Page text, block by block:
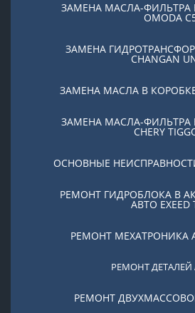
ЗАМЕНА МАСЛА-ФИЛЬТРА
OMODA
ЗАМЕНА
CHANGAN
ЗАМЕНА МАСЛА В КОРОБКЕ
ЗАМЕНА МАСЛА-ФИЛЬТРА
CHERY
ОСНОВНЫЕ
РЕМОНТ ГИДРОБЛОКА В
АВТО EXEED
РЕМОНТ МЕХАТРОНИКА
РЕМОНТ ДЕТАЛЕЙ
РЕМОНТ